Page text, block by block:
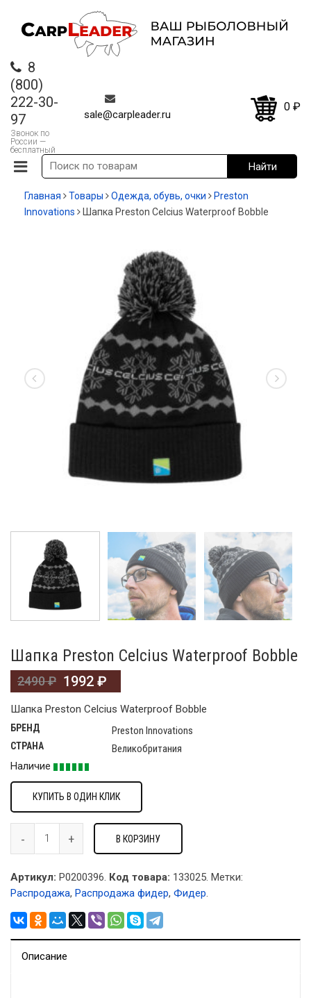
8
(800)
222-30-
97
Звонок по
России —
бесплатный
sale@carpleader.ru
0 ₽
Главная Товары Одежда, обувь, очки
Preston
Innovations
Шапка Preston Celcius Waterproof Bobble
Шапка Preston Celcius Waterproof Bobble
2490₽ 1992 ₽
Шапка Preston Celcius Waterproof Bobble
БРЕНД Preston Innovations
СТРАНА
Великобритания
Наличие
КУПИТЬ В ОДИН КЛИК
В КОРЗИНУ
Артикул: P0200396. Код товара: 133025. Метки:
Распродажа, Распродажа фидер, Фидер.
Описание